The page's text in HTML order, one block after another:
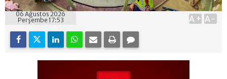
06 Ağustos 2026
Perşembe 17:53
A+ A-